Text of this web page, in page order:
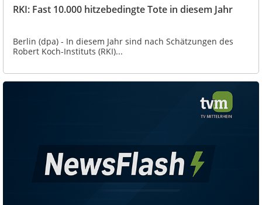
RKI: Fast 10.000 hitzebedingte Tote in diesem Jahr
Berlin (dpa) - In diesem Jahr sind nach Schätzungen des
Robert Koch-Instituts (RKI)...